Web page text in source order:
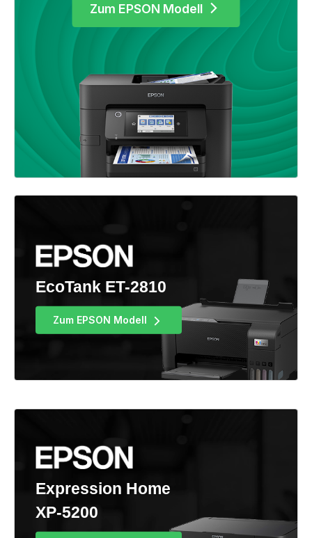
Zum EPSON Modell
EcoTank ET-2810
Zum EPSON Modell
Expression Home
XP-5200